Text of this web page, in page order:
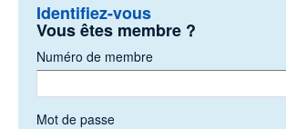
Identifiez-vous
Vous êtes membre ?
Numéro de membre
Mot de passe